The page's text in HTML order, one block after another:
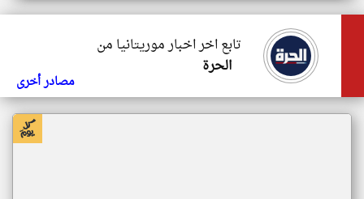
تابع اخر اخبار موريتانيا من
الحرة
مصادر أخرى